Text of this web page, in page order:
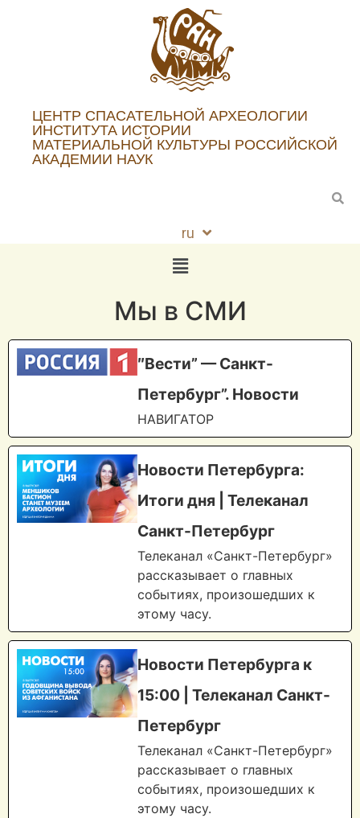
ЦЕНТР СПАСАТЕЛЬНОЙ АРХЕОЛОГИИ
ИНСТИТУТА ИСТОРИИ
МАТЕРИАЛЬНОЙ КУЛЬТУРЫ РОССИЙСКОЙ
АКАДЕМИИ НАУК
ru
en
Мы в СМИ
″Вести” — Санкт-
Петербург”. Новости
НАВИГАТОР
Новости Петербурга:
Итоги дня | Телеканал
Санкт-Петербург
Телеканал «Санкт-Петербург»
рассказывает о главных
событиях, произошедших к
этому часу.
Новости Петербурга к
15:00 | Телеканал Санкт-
Петербург
Телеканал «Санкт-Петербург»
рассказывает о главных
событиях, произошедших к
этому часу.